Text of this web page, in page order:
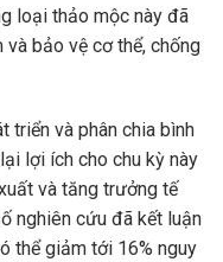
loại thảo mộc này đã
bảo vệ cơ thể, chống
triển và phân chia bình
lợi ích cho chu kỳ này
và tăng trưởng tế
nghiên cứu đã kết luận
thể giảm tới 16% nguy